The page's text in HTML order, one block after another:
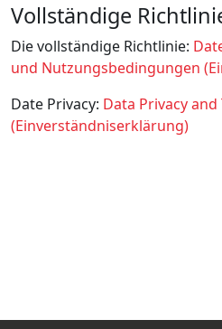
Vollständige
Die vollständige Richtlinie:
und Nutzungsbedingungen
Date Privacy: Data Privacy
(Einverständniserklärung)